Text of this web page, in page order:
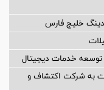
توسعه خدمات دیجیتال
ریال خسارت به شرکت اکتشاف و